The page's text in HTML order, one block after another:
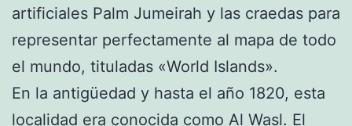
artificiales Palm Jumeirah y las craedas para
representar perfectamente al mapa de todo
el mundo, tituladas «World Islands».
En la antigüedad y hasta el año 1820, esta
localidad era conocida como Al Wasl. El